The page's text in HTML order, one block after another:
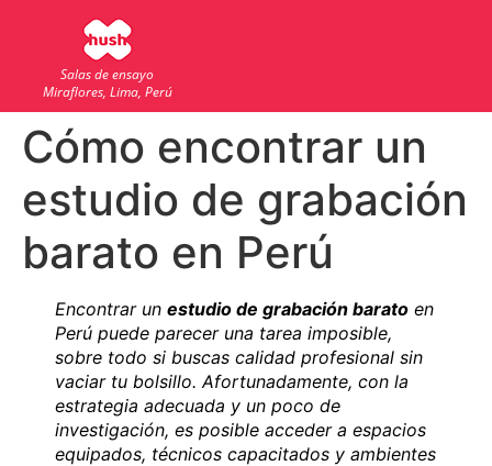
Salas de ensayo
Miraflores, Lima, Perú
Cómo encontrar un
estudio de grabación
barato en Perú
Encontrar un estudio de grabación barato en
Perú puede parecer una tarea imposible,
sobre todo si buscas calidad profesional sin
vaciar tu bolsillo. Afortunadamente, con la
estrategia adecuada y un poco de
investigación, es posible acceder a espacios
equipados, técnicos capacitados y ambientes